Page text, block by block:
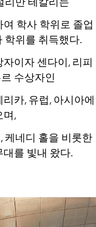
학사 학위로 졸업
학위를 취득했다.
이자 센다이, 리피
수상자인
카, 유럽, 아시아에
며,
케네디 홀을 비롯한
를 빛내 왔다.